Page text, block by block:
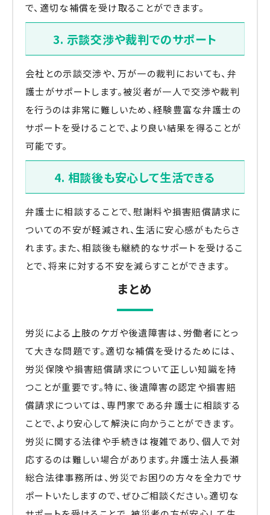
で、適切な補償を受け取ることができます。
3. 示談交渉や裁判でのサポート
会社との示談交渉や、万が一の裁判においても、弁
護士がサポートします。被災者が一人で交渉や裁判
を行うのは非常に難しいため、経験豊富な弁護士の
サポートを受けることで、より良い結果を得ることが
可能です。
4. 相談後も安心して生活できる
弁護士に相談することで、慰謝料や損害賠償請求に
ついての不安が軽減され、生活に安心感がもたらさ
れます。また、相談後も継続的なサポートを受けるこ
とで、将来に対する不安を減らすことができます。
まとめ
労災による上肢のケガや後遺障害は、労働者にとっ
て大きな問題です。適切な補償を受けるためには、
労災保険や損害賠償請求について正しい知識を持
つことが重要です。特に、後遺障害の認定や損害賠
償請求については、専門家である弁護士に相談する
ことで、より安心して解決に向かうことができます。
労災に関する法律や手続きは複雑であり、個人で対
応するのは難しい場合があります。弁護士法人長瀬
総合法律事務所は、労災でお困りの方々を全力でサ
ポートいたしますので、ぜひご相談ください。適切な